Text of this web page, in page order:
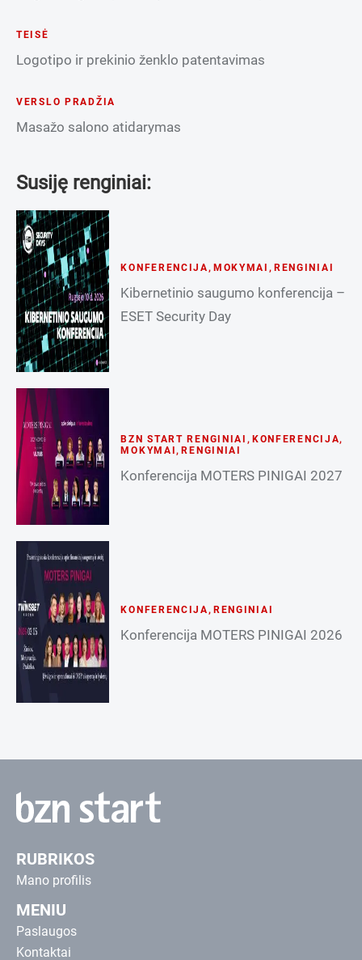
TEISĖ
Logotipo ir prekinio ženklo patentavimas
VERSLO PRADŽIA
Masažo salono atidarymas
Susiję renginiai:
KONFERENCIJA , MOKYMAI , RENGINIAI
Kibernetinio saugumo konferencija –
ESET Security Day
BZN START RENGINIAI , KONFERENCIJA,
MOKYMAI ,RENGINIAI
Konferencija MOTERS PINIGAI 2027
KONFERENCIJA, RENGINIAI
Konferencija MOTERS PINIGAI 2026
RUBRIKOS
Mano profilis
MENIU
Paslaugos
Kontaktai